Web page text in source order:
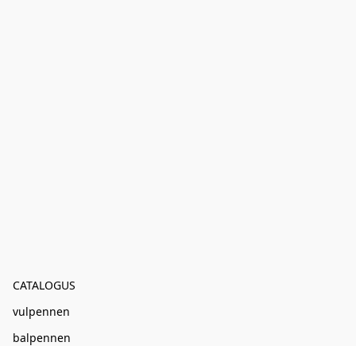
CATALOGUS
vulpennen
balpennen